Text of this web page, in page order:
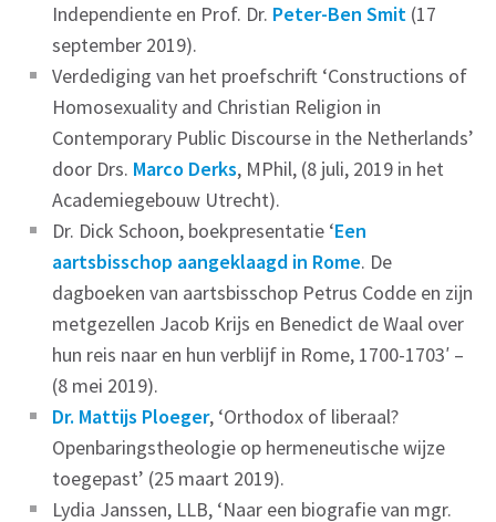
Independiente en Prof. Dr. Peter-Ben Smit (17
september 2019).
Verdediging van het proefschrift ‘Constructions of
Homosexuality and Christian Religion in
Contemporary Public Discourse in the Netherlands’
door Drs. Marco Derks, MPhil, (8 juli, 2019 in het
Academiegebouw Utrecht).
Dr. Dick Schoon, boekpresentatie ‘Een
aartsbisschop aangeklaagd in Rome. De
dagboeken van aartsbisschop Petrus Codde en zijn
metgezellen Jacob Krijs en Benedict de Waal over
hun reis naar en hun verblijf in Rome, 1700-1703′ –
(8 mei 2019).
Dr. Mattijs Ploeger, ‘Orthodox of liberaal?
Openbaringstheologie op hermeneutische wijze
toegepast’ (25 maart 2019).
Lydia Janssen, LLB, ‘Naar een biografie van mgr.